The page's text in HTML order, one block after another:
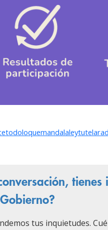
tienes
tus inquietudes.